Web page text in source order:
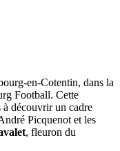
en-Cotentin, dans la
Football. Cette
découvrir un cadre
Picquenot et les
, fleuron du